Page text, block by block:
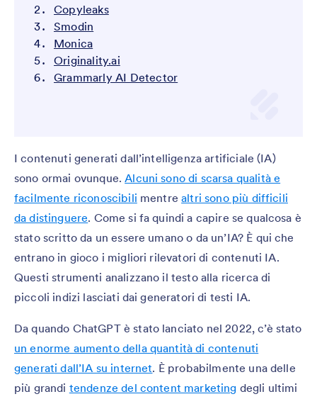
Copyleaks
Smodin
Monica
Originality.ai
Grammarly AI Detector
I contenuti generati dall’intelligenza artificiale (IA)
sono ormai ovunque.Alcuni sono di scarsa qualità e
facilmente riconoscibili mentrealtri sono più difficili
da distinguere. Come si fa quindi a capire se qualcosa è
stato scritto da un essere umano o da un’IA? È qui che
entrano in gioco i migliori rilevatori di contenuti IA.
Questi strumenti analizzano il testo alla ricerca di
piccoli indizi lasciati dai generatori di testi IA.
Da quando ChatGPT è stato lanciato nel 2022, c’è stato
un enorme aumento della quantità di contenuti
generati dall’IA su internet. È probabilmente una delle
più grandi tendenze del content marketing degli ultimi